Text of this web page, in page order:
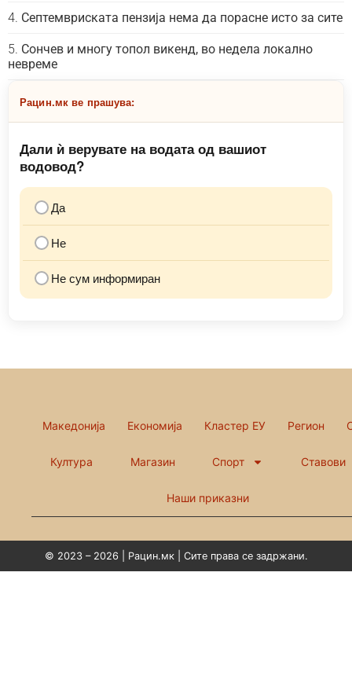
Септемвриската пензија нема да порасне исто за сите
Сончев и многу топол викенд, во недела локално
невреме
Рацин.мк ве прашува:
Дали ѝ верувате на водата од вашиот
водовод?
Да
Не
Не сум информиран
Македонија Економија Кластер ЕУ Регион
Култура Магазин Спорт Ставови
Наши приказни
© 2023 – 2026 | Рацин.мк | Сите права се задржани.